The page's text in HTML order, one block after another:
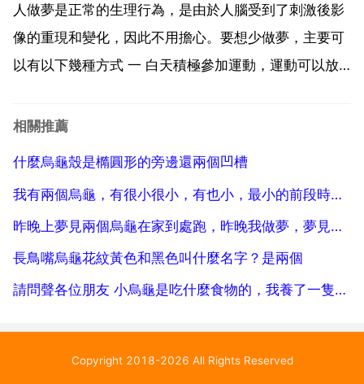
底 烏龜 謎題 家住深山溪裡溪，爹娘養我太...
人做夢是正常的生理行為，是由於人腦受到了刺激後影
像的重現和變化，因此不用擔心。要想少做夢，主要可
以有以下幾種方式 一 白天積極參加運動，運動可以放
二 白天工作學習，不要給自己太多壓力，壓力大了也容
相關推薦
什麼烏龜殼是橢圓形的旁邊還兩個凹槽
我有兩個烏龜，有很小很小，有也小，最小的前段時間很活
昨晚上夢見兩個烏龜在家到處跑，昨晚我做夢，夢見烏龜追著我到處跑，張大嘴要吃我似的，嚇死我了，求解
長鳥嘴烏龜花紋黃色和黑色叫什麼名字？是兩個
請問聲各位朋友 小烏龜是吃什麼食物的，我養了一隻小龜喂什麼東西它都不吃的，都快餓死了，不知該怎麼辦
Copyright 2018-2026 All Rights Reserved